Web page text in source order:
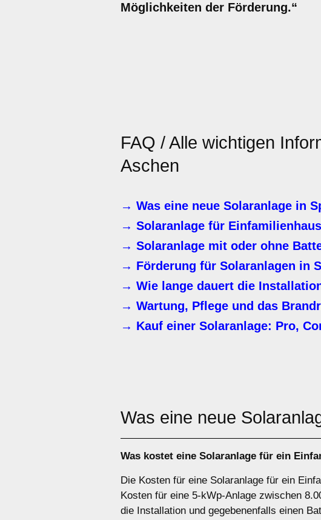
Möglichkeiten der Förderung.“
FAQ / Alle wichtigen
Aschen
→ Was eine neue Solaranlage in
→ Solaranlage für
→ Solaranlage mit oder ohne
→ Förderung für Solaranlagen in
→ Wie lange dauert die
→ Wartung, Pflege und das
→ Kauf einer Solaranlage: Pro,
Was eine neue
Was kostet eine Solaranlage für ein
Die Kosten für eine Solaranlage für ein
Kosten für eine 5-kWp-Anlage zwischen
die Installation und gegebenenfalls einen